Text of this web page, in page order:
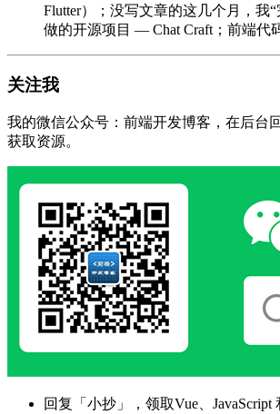
Flutter）；没写文章的这几个月，我
做的开源项目 — Chat Craft；前端代
关注我
我的微信公众号：前端开发博客，在后台
获取资源。
回复「小抄」，领取Vue、JavaScript